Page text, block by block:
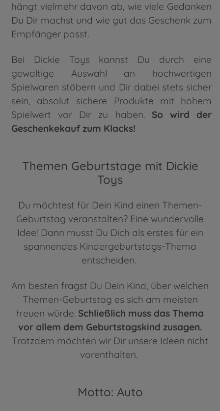
hängt vielmehr davon ab, wie viele Gedanken
Du Dir machst und wie gut das Geschenk zum
Empfänger passt.
Bei Dickie Toys kannst Du durch eine
gewaltige Auswahl an hochwertigen
Spielwaren stöbern und Dir dabei stets sicher
sein, absolut sichere Produkte mit hohem
Spielwert vor Dir zu haben. So wird der
Geschenkekauf zum Klacks!
Themen Geburtstage mit Dickie
Toys
Du möchtest für Dein Kind einen Themen-
Geburtstag veranstalten? Eine wundervolle
Idee! Dann musst Du Dich als erstes für ein
spannendes Kindergeburtstags-Thema
entscheiden.
Am besten fragst Du Dein Kind, über welchen
Themen-Geburtstag es sich am meisten
freuen würde. Schließlich muss das Thema
vor allem dem Geburtstagskind zusagen.
Trotzdem möchten wir Dir unsere Ideen nicht
vorenthalten.
Motto: Auto